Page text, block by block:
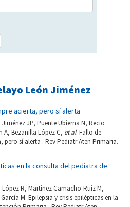
León Jiménez
acierta, pero sí alerta
JP, Puente Ubierna N, Recio
A, Bezanilla López C, et al. Fallo de
pero sí alerta . Rev Pediatr Aten Primaria.
en la consulta del pediatra de
R, Martínez Camacho-Ruiz M,
M. Epilepsia y crisis epilépticas en la